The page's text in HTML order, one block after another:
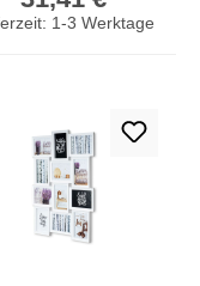
Holz Glas
1-3 Werktage